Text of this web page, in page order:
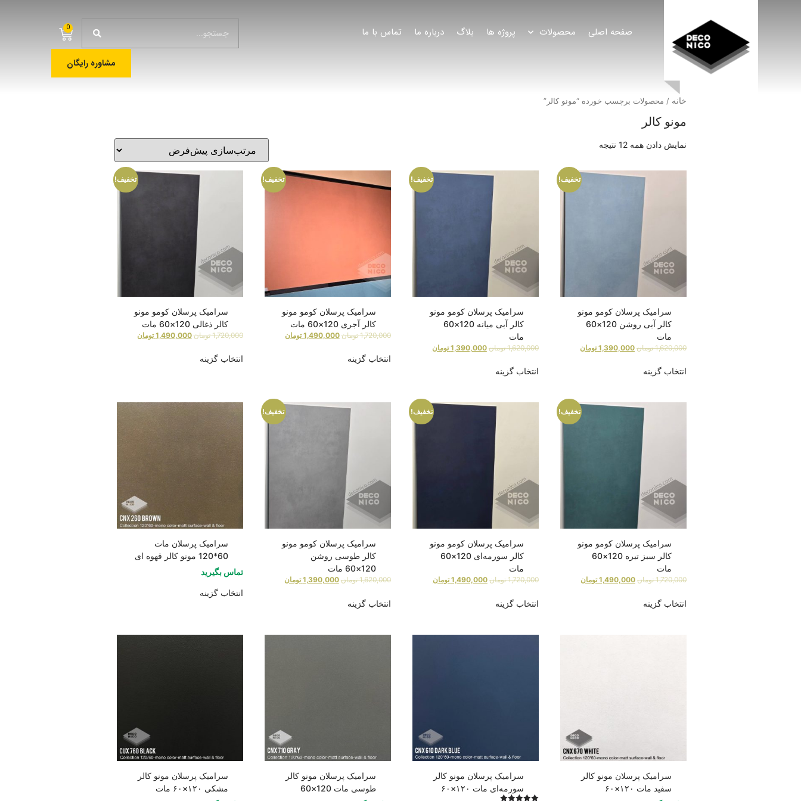
صفحه اصلی محصولات پروژه ها بلاگ درباره ما تماس با ما 0
مشاوره رایگان
خانه / محصولات برچسب خورده “مونو کالر”
مونو کالر
نمایش دادن همه 12 نتیجه
تخفیف!
سرامیک پرسلان کومو مونو
کالر آبی روشن 120×60
مات
1,620,000 تومان 1,390,000 تومان
انتخاب گزینه
تخفیف!
سرامیک پرسلان کومو مونو
کالر آبی میانه 120×60
مات
1,620,000 تومان 1,390,000 تومان
انتخاب گزینه
تخفیف!
سرامیک پرسلان کومو مونو
کالر آجری 120×60 مات
1,720,000 تومان 1,490,000 تومان
انتخاب گزینه
تخفیف!
سرامیک پرسلان کومو مونو
کالر ذغالی 120×60 مات
1,720,000 تومان 1,490,000 تومان
انتخاب گزینه
تخفیف!
سرامیک پرسلان کومو مونو
کالر سبز تیره 120×60
مات
1,720,000 تومان 1,490,000 تومان
انتخاب گزینه
تخفیف!
سرامیک پرسلان کومو مونو
کالر سورمه‌ای 120×60
مات
1,720,000 تومان 1,490,000 تومان
انتخاب گزینه
تخفیف!
سرامیک پرسلان کومو مونو
کالر طوسی روشن
120×60 مات
1,620,000 تومان 1,390,000 تومان
انتخاب گزینه
سرامیک پرسلان مات
60*120 مونو کالر قهوه ای
تماس بگیرید
انتخاب گزینه
سرامیک پرسلان مونو کالر
سفید مات ۱۲۰×۶۰
سرامیک پرسلان مونو کالر
سورمه‌ای مات ۱۲۰×۶۰
سرامیک پرسلان مونو کالر
طوسی مات 120×60
سرامیک پرسلان مونو کالر
مشکی ۱۲۰×۶۰ مات